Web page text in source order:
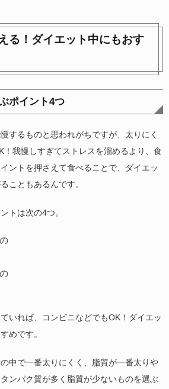
る！ダイエット中にもおす
ポイント4つ
するものと思われがちですが、太りにく
！我慢しすぎてストレスを溜めるより、食
ントを押さえて食べることで、ダイエッ
こともあるんです。
トは次の4つ。
いれば、コンビニなどでもOK！ダイエッ
めです。
中で一番太りにくく、脂質が一番太りや
ンパク質が多く脂質が少ないものを選ぶ